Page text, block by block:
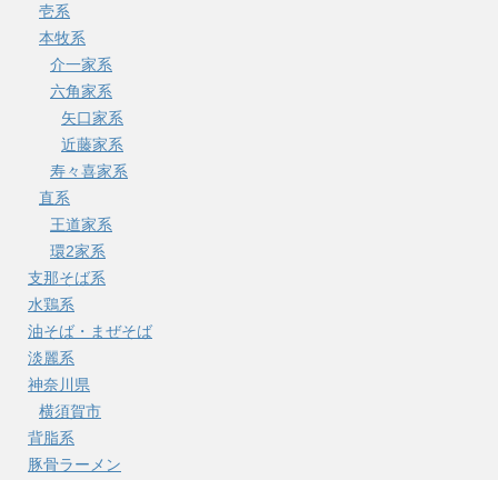
壱系
本牧系
介一家系
六角家系
矢口家系
近藤家系
寿々喜家系
直系
王道家系
環2家系
支那そば系
水鶏系
油そば・まぜそば
淡麗系
神奈川県
横須賀市
背脂系
豚骨ラーメン